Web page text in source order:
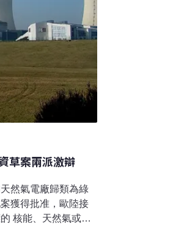
草案兩派激辯
然氣電廠歸類為綠
獲得批准，歐陸接
核能、天然氣或將